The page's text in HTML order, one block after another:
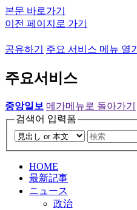
본문 바로가기
이전 페이지로 가기
공유하기 주요 서비스 메뉴 열기
주요서비스
중앙일보 메가메뉴로 돌아가기
검색어 입력폼
HOME
最新記事
ニュース
政治